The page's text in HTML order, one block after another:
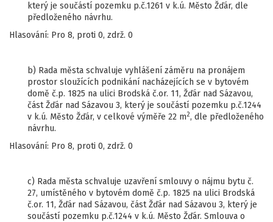
který je součástí pozemku p.č.1261 v k.ú. Město Žďár, dle
předloženého návrhu.
Hlasování: Pro 8, proti 0, zdrž. 0
b) Rada města schvaluje vyhlášení záměru na pronájem
prostor sloužících podnikání nacházejících se v bytovém
domě č.p. 1825 na ulici Brodská č.or. 11, Žďár nad Sázavou,
část Žďár nad Sázavou 3, který je součástí pozemku p.č.1244
v k.ú. Město Žďár, v celkové výměře 22 m2, dle předloženého
návrhu.
Hlasování: Pro 8, proti 0, zdrž. 0
c) Rada města schvaluje uzavření smlouvy o nájmu bytu č.
27, umístěného v bytovém domě č.p. 1825 na ulici Brodská
č.or. 11, Žďár nad Sázavou, část Žďár nad Sázavou 3, který je
součástí pozemku p.č.1244 v k.ú. Město Žďár. Smlouva o